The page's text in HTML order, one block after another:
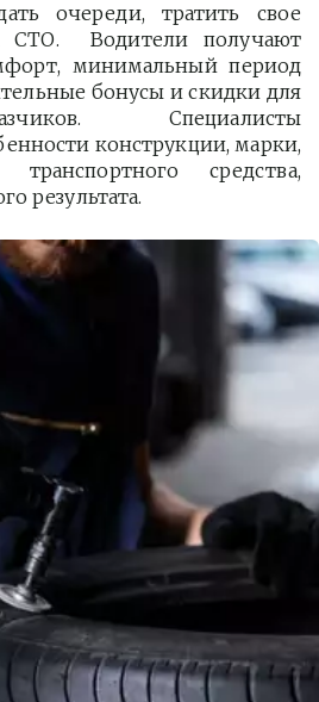
очереди, тратить свое
Водители получают
минимальный период
бонусы и скидки для
Специалисты
конструкции, марки,
средства,
результата.